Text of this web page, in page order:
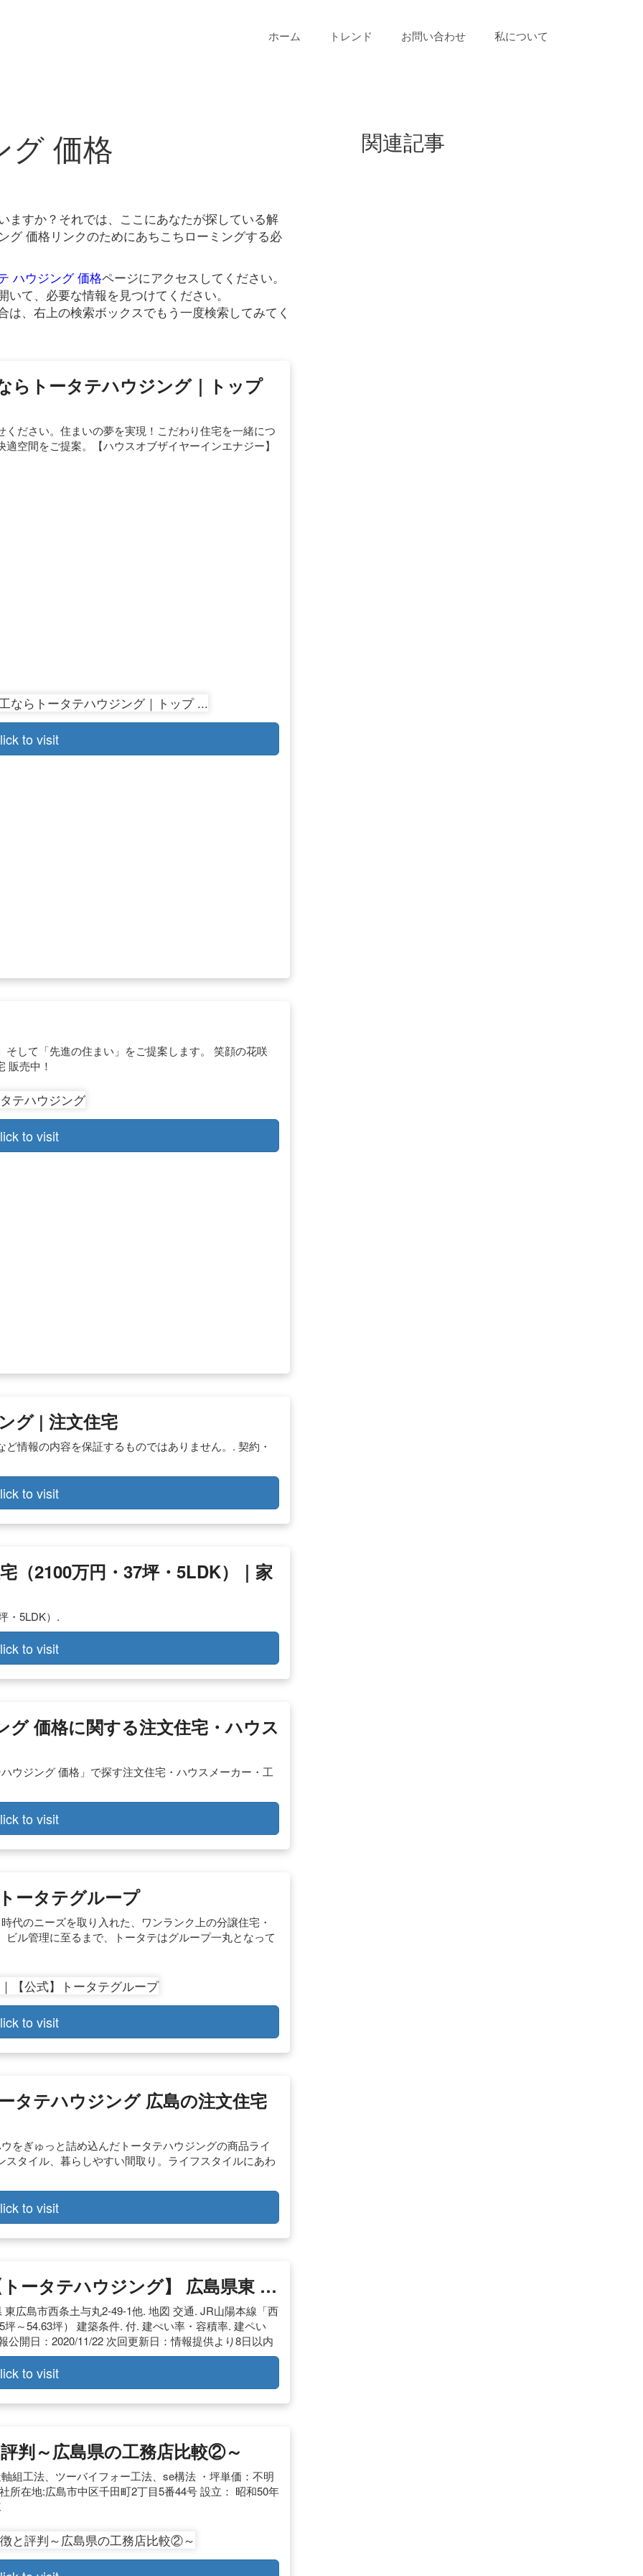
ホーム トレンド お問い合わせ 私について
グ 価格
ますか？それでは、ここにあなたが探している解
グ 価格リンクのためにあちこちローミングする必
ハウジング 価格ページにアクセスしてください。
て、必要な情報を見つけてください。
は、右上の検索ボックスでもう一度検索してみてく
らトータテハウジング｜トップ
ださい。住まいの夢を実現！こだわり住宅を一緒につ
空間をご提案。【ハウスオブザイヤーインエナジー】
to visit
して「先進の住まい」をご提案します。 笑顔の花咲
販売中！
to visit
グ | 注文住宅
情報の内容を保証するものではありません。. 契約・
to visit
（2100万円・37坪・5LDK）｜家
・5LDK）.
to visit
価格に関する注文住宅・ハウス
ウジング 価格」で探す注文住宅・ハウスメーカー・工
to visit
ータテグループ
代のニーズを取り入れた、ワンランク上の分譲住宅・
ル管理に至るまで、トータテはグループ一丸となって
to visit
タテハウジング 広島の注文住宅
をぎゅっと詰め込んだトータテハウジングの商品ライ
タイル、暮らしやすい間取り。ライフスタイルにあわ
to visit
ータテハウジング】 広島県東 …
広島市西条土与丸2-49-1他. 地図 交通. JR山陽本線「西
～54.63坪） 建築条件. 付. 建ぺい率・容積率. 建ペい
公開日：2020/11/22 次回更新日：情報提供より8日以内
to visit
判～広島県の工務店比較②～
組工法、ツーバイフォー工法、se構法 ・坪単価：不明
所在地:広島市中区千田町2丁目5番44号 設立： 昭和50年
関連記事